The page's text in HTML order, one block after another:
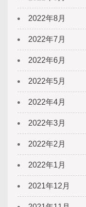
2022年8月
2022年7月
2022年6月
2022年5月
2022年4月
2022年3月
2022年2月
2022年1月
2021年12月